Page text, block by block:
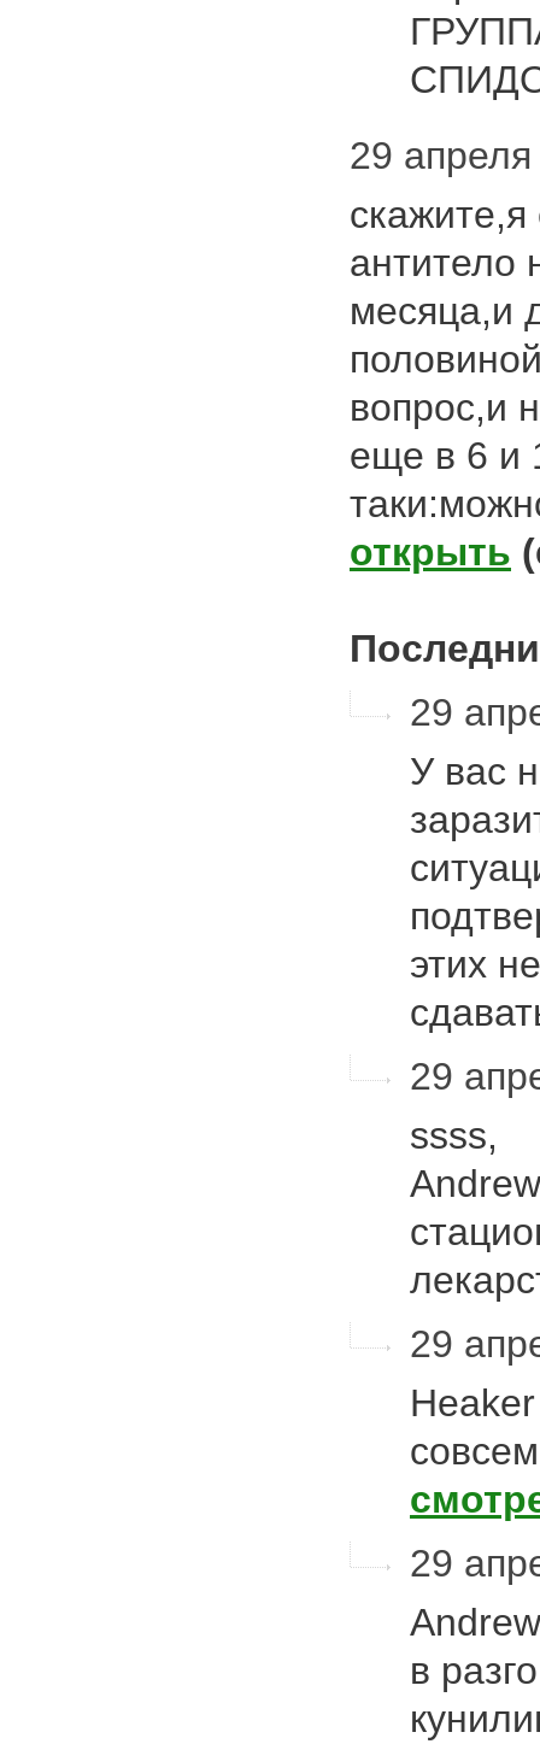
29
скажите,я
антитело
месяца,и
вопрос,и
еще в 6 и
открыть
29
У вас
этих
29
ssss,
29
29
в